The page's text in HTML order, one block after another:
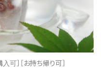
入可］［お持ち帰り可］